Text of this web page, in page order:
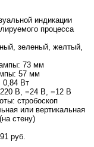
индикации
процесса
зеленый, желтый,
73 мм
57 мм
0,84 Вт
В, =24 В, =12 В
стробоскоп
или вертикальная
стену)
руб.